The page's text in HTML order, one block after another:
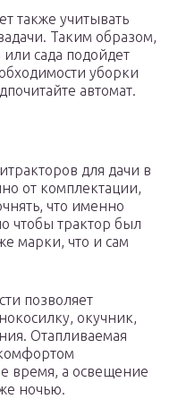
также учитывать
Таким образом,
сада подойдет
уборки
автомат.
для дачи в
от комплектации,
что именно
чтобы трактор был
марки, что и сам
позволяет
окучник,
Отапливаемая
время, а освещение
ночью.